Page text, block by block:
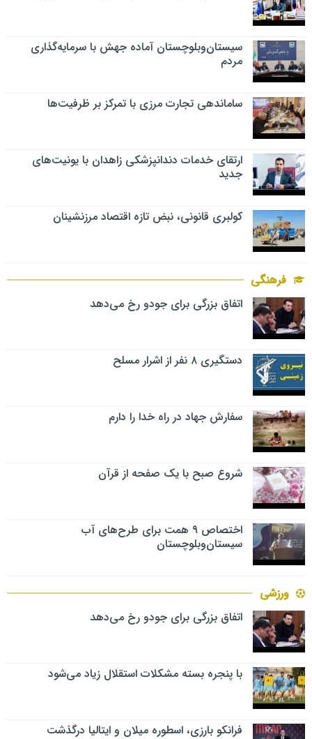
سیستان‌وبلوچستان آماده جهش با سرمایه‌گذاری
مردم
ساماندهی تجارت مرزی با تمرکز بر ظرفیت‌ها
ارتقای خدمات دندانپزشکی زاهدان با یونیت‌های
جدید
کولبری قانونی، نبض تازه اقتصاد مرزنشینان
فرهنگی
اتفاق بزرگی برای جودو رخ می‌دهد
دستگیری ۸ نفر از اشرار مسلح
سفارش جهاد در راه خدا را دارم
شروع صبح با یک صفحه از قرآن
اختصاص ۹ همت برای طرح‌های آب
سیستان‌وبلوچستان
ورزشی
اتفاق بزرگی برای جودو رخ می‌دهد
با پنجره بسته مشکلات استقلال زیاد می‌شود
فرانکو بارزی، اسطوره میلان و ایتالیا درگذشت